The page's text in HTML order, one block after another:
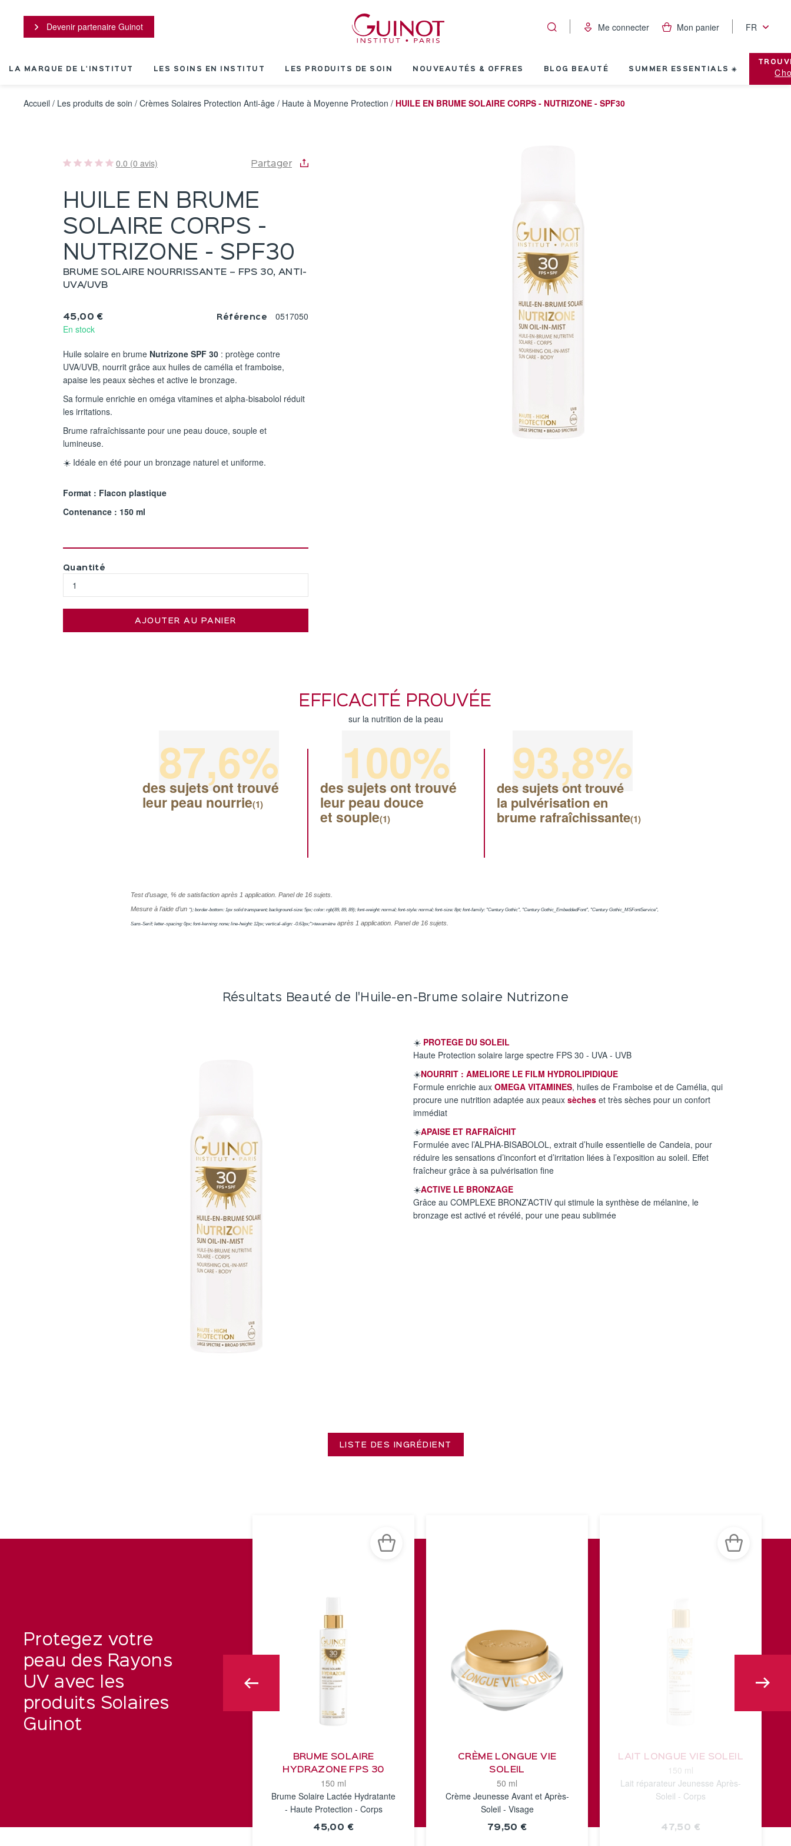
Devenir partenaire Guinot Me connecter Mon panier FR
LA MARQUE DE L'INSTITUT LES SOINS EN INSTITUT LES PRODUITS DE SOIN NOUVEAUTÉS & OFFRES BLOG BEAUTÉ SUMMER ESSENTIALS ☀️
Accueil / Les produits de soin / Crèmes Solaires Protection Anti-âge / Haute à Moyenne Protection / HUILE EN BRUME SOLAIRE CORPS - NUTRIZONE - SPF30
0.0 (0 avis) Partager
HUILE EN BRUME
SOLAIRE CORPS -
NUTRIZONE - SPF30
BRUME SOLAIRE NOURRISSANTE – FPS 30, ANTI-
UVA/UVB
45,00 €
En stock
Référence 0517050
Huile solaire en brume Nutrizone SPF 30 : protège contre
UVA/UVB, nourrit grâce aux huiles de camélia et framboise,
apaise les peaux sèches et active le bronzage.
Sa formule enrichie en oméga vitamines et alpha-bisabolol réduit
les irritations.
Brume rafraîchissante pour une peau douce, souple et
lumineuse.
☀️ Idéale en été pour un bronzage naturel et uniforme.
Format : Flacon plastique
Contenance : 150 ml
Quantité
AJOUTER AU PANIER
EFFICACITÉ PROUVÉE
sur la nutrition de la peau
87,6%
des sujets ont trouvé
leur peau nourrie(1)
100%
des sujets ont trouvé
leur peau douce
et souple(1)
93,8%
des sujets ont trouvé
la pulvérisation en
brume rafraîchissante(1)
Test d’usage, % de satisfaction après 1 application. Panel de 16 sujets.
Mesure à l’aide d’un "); border-bottom: 1px solid transparent; background-size: 5px; color: rgb(89, 89, 89); font-weight: normal; font-style: normal; font-size: 8pt; font-family: "Century Gothic", "Century Gothic_EmbeddedFont", "Century Gothic_MSFontService",
Sans-Serif; letter-spacing: 0px; font-kerning: none; line-height: 12px; vertical-align: -0.63px;">tewamètre après 1 application. Panel de 16 sujets.
Résultats Beauté de l'Huile-en-Brume solaire Nutrizone
☀️ PROTEGE DU SOLEIL
Haute Protection solaire large spectre FPS 30 - UVA - UVB
☀️NOURRIT : AMELIORE LE FILM HYDROLIPIDIQUE
Formule enrichie aux OMEGA VITAMINES, huiles de Framboise et de Camélia, qui
procure une nutrition adaptée aux peaux sèches et très sèches pour un confort
immédiat​
☀️APAISE ET RAFRAÎCHIT
Formulée avec l’ALPHA-BISABOLOL, extrait d’huile essentielle de Candeia, pour
réduire les sensations d’inconfort et d’irritation liées à l’exposition au soleil. Effet
fraîcheur grâce à sa pulvérisation fine
☀️ACTIVE LE BRONZAGE
Grâce au COMPLEXE BRONZ’ACTIV qui stimule la synthèse de mélanine, le
bronzage est activé et révélé, pour une peau sublimée
LISTE DES INGRÉDIENT
Protegez votre
peau des Rayons
UV avec les
produits Solaires
Guinot
47,50 €
BRUME SOLAIRE
HYDRAZONE FPS 30
150 ml
Brume Solaire Lactée Hydratante
- Haute Protection - Corps
45,00 €
CRÈME LONGUE VIE
SOLEIL
50 ml
Crème Jeunesse Avant et Après-
Soleil - Visage
79,50 €
LAIT LONGUE VIE SOLEIL
150 ml
Lait réparateur Jeunesse Après-
Soleil - Corps
47,50 €